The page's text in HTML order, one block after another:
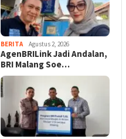
BERITA Agustus 2, 2026
AgenBRILink Jadi Andalan,
BRI Malang Soe…